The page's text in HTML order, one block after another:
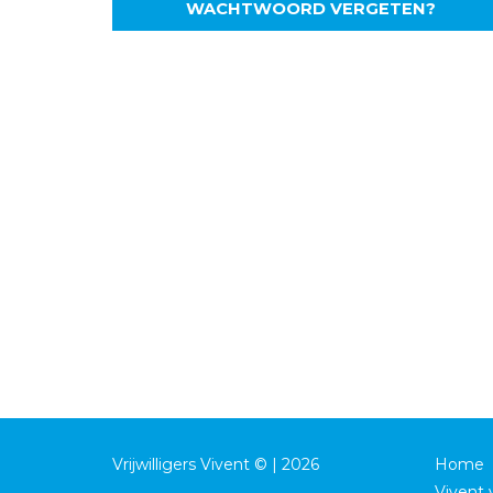
WACHTWOORD VERGETEN?
Vrijwilligers Vivent © | 2026
Home